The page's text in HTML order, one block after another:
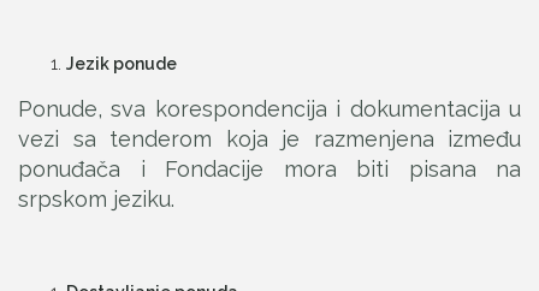
Jezik ponude
Ponude, sva korespondencija i dokumentacija u
vezi sa tenderom koja je razmenjena između
ponuđača i Fondacije mora biti pisana na
srpskom jeziku.